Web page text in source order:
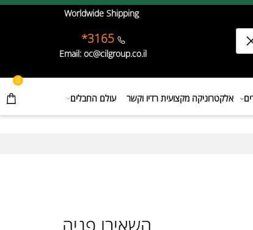
Worldwide Shipping
3165*
Email: oc@cilgroup.co.il
0
אלקטרוניקה מקצועית רדיו וקשר עולם החבלים